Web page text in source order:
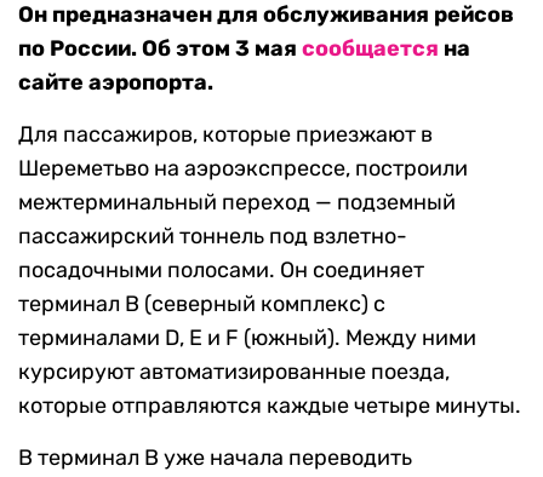
Он предназначен для обслуживания рейсов
по России. Об этом 3 мая сообщается на
сайте аэропорта.
Для пассажиров, которые приезжают в
Шереметьво на аэроэкспрессе, построили
межтерминальный переход — подземный
пассажирский тоннель под взлетно-
посадочными полосами. Он соединяет
терминал B (северный комплекс) с
терминалами D, E и F (южный). Между ними
курсируют автоматизированные поезда,
которые отправляются каждые четыре минуты.
В терминал В уже начала переводить